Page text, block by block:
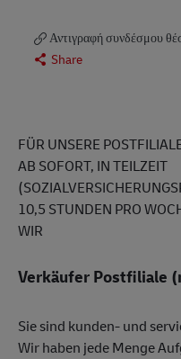
Αντιγραφή συνδέσμου
Share
FÜR UNSERE
AB SOFORT, IN TEILZEIT
10,5 STUNDEN PRO
WIR
Verkäufer Postfiliale
Sie sind kunden- und
Wir haben jede Menge